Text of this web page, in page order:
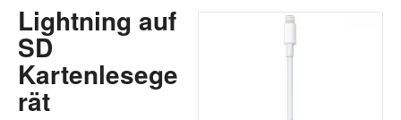
Lightning auf
SD
Kartenlesege
rät